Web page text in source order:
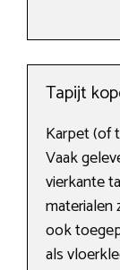
Tapijt
Karpet (of
Vaak
vierkante
ook
als